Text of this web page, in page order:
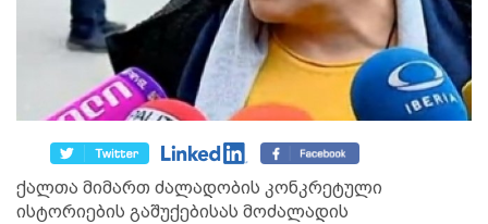
ქალთა მიმართ ძალადობის კონკრეტული
ისტორიების გაშუქებისას მოძალადის